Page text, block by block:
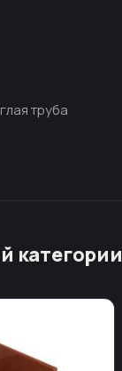
труба
категории